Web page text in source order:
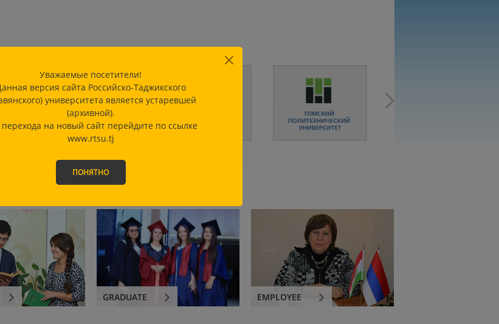
GRADUATE EMPLOYEE
Уважаемые посетители!
версия сайта Российско-Таджикского
университета является устаревшей
(архивной).
на новый сайт перейдите по ссылке
www.rtsu.tj
ПОНЯТНО